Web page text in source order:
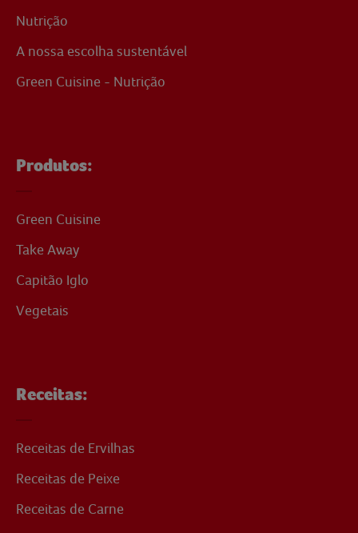
Nutrição
A nossa escolha sustentável
Green Cuisine - Nutrição
Produtos:
Green Cuisine
Take Away
Capitão Iglo
Vegetais
Receitas:
Receitas de Ervilhas
Receitas de Peixe
Receitas de Carne